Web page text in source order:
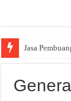
Jasa